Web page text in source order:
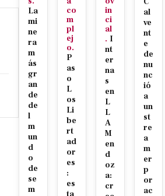
La
mi
ne
ra
m
ás
gr
an
de
de
l
m
un
d
o
de
se
m
co
m
pl
ej
o.
P
as
o
L
os
Li
be
rt
ad
or
es
:
es
in
ci
al
. I
nt
er
na
s
en
L
L
A
M
en
d
oz
a:
cr
al
ve
nt
e
de
nu
nc
ió
a
un
st
re
a
m
er
p
or
ac